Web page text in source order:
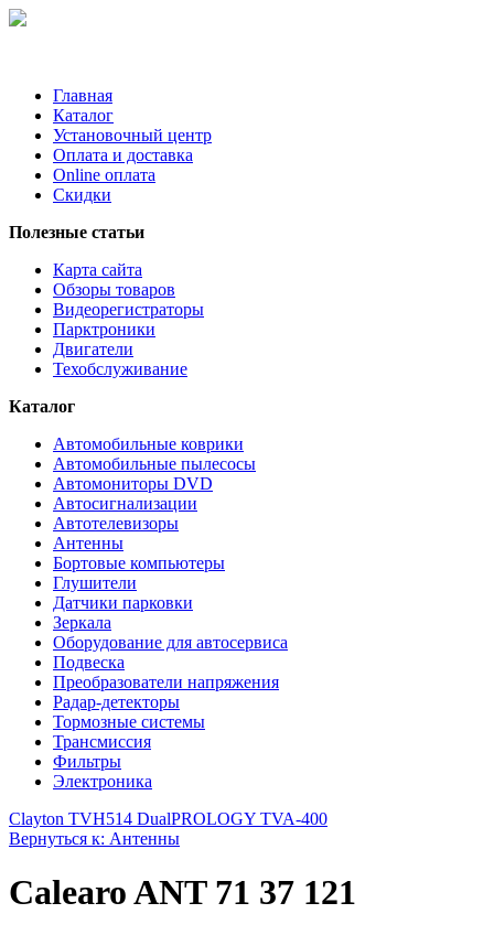
Главная
Каталог
Установочный центр
Оплата и доставка
Online оплата
Скидки
Полезные статьи
Карта сайта
Обзоры товаров
Видеорегистраторы
Парктроники
Двигатели
Техобслуживание
Каталог
Автомобильные коврики
Автомобильные пылесосы
Автомониторы DVD
Автосигнализации
Автотелевизоры
Антенны
Бортовые компьютеры
Глушители
Датчики парковки
Зеркала
Оборудование для автосервиса
Подвеска
Преобразователи напряжения
Радар-детекторы
Тормозные системы
Трансмиссия
Фильтры
Электроника
Clayton TVH514 DualPROLOGY TVA-400
Вернуться к: Антенны
Calearo ANT 71 37 121